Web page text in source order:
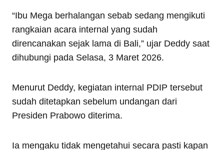
“Ibu Mega berhalangan sebab sedang mengikuti
rangkaian acara internal yang sudah
direncanakan sejak lama di Bali,” ujar Deddy saat
dihubungi pada Selasa, 3 Maret 2026.
Menurut Deddy, kegiatan internal PDIP tersebut
sudah ditetapkan sebelum undangan dari
Presiden Prabowo diterima.
Ia mengaku tidak mengetahui secara pasti kapan